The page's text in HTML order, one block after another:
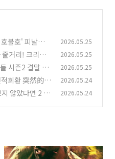
불호' 피날레 8
2026.05.25
줄거리! 크리시
?
(0)
2026.05.25
시즌2 결말 충
해석까지 완벽
2026.05.25
희환 突然的喜
간을 뛰어넘은
2026.05.24
않았다면 2 줄
2026.05.24